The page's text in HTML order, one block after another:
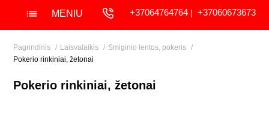
MENIU +37064764764| +37060673673
Pagrindinis Laisvalaikis
Smiginio lentos, pokeris
Pokerio rinkiniai, žetonai
Pokerio rinkiniai, žetonai